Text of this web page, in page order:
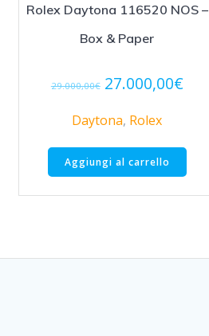
Rolex Daytona 116520 NOS –
Box & Paper
29.000,00€ Il
originale
29.000,00€.
27.000,00€Il
Daytona, Rolex
Aggiungi al carrello